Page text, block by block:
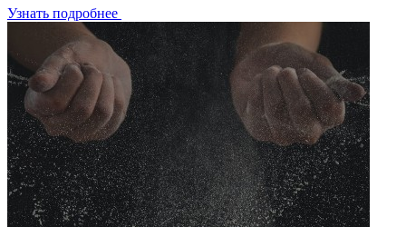
Узнать подробнее